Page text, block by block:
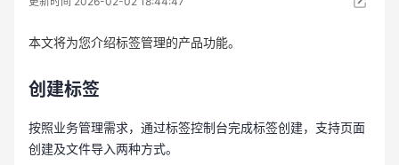
本文将为您介绍标签管理的产品功能。
创建标签
按照业务管理需求，通过标签控制台完成标签创建，支持页面
创建及文件导入两种方式。